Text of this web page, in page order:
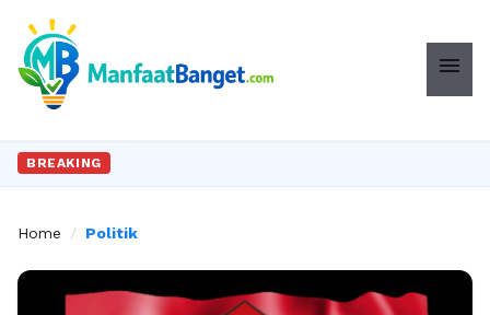
menu
BREAKING
Home / Politik